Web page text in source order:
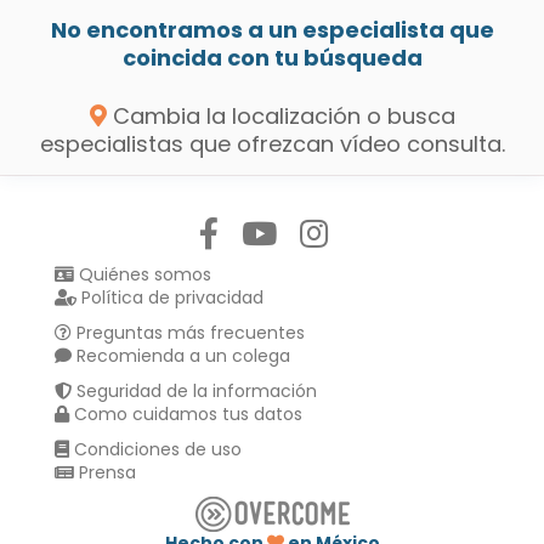
No encontramos a un especialista que
coincida con tu búsqueda
Cambia la localización o busca
especialistas que ofrezcan vídeo consulta.
Quiénes somos
Política de privacidad
Preguntas más frecuentes
Recomienda a un colega
Seguridad de la información
Como cuidamos tus datos
Condiciones de uso
Prensa